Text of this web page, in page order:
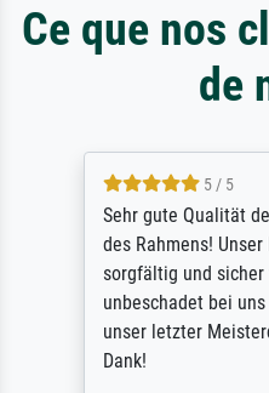
Ce que nos
de
5 / 5
Sehr gute Qualität
des Rahmens!
sorgfältig und sicher
unbeschadet bei
unser letzter
Dank!